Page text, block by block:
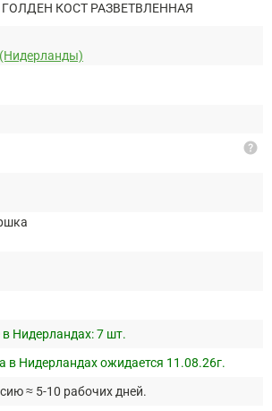
КОСТ РАЗВЕТВЛЕННАЯ
help
Нидерландах:7 шт.
в Нидерландах ожидается 11.08.26г.
≈ 5-10 рабочих дней.